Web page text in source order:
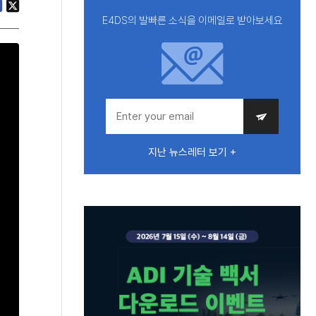
E4DS의 발빠른 소식을 이메일로 받아보세요
지난 뉴스레터 보기 +